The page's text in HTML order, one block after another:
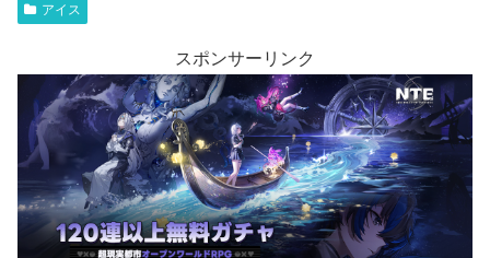
アイス
スポンサーリンク